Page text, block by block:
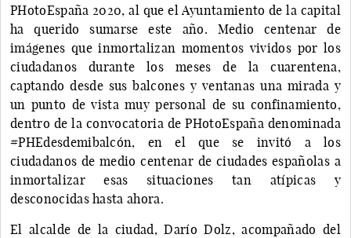
PHotoEspaña 2020, al que el Ayuntamiento de la capital
ha querido sumarse este año. Medio centenar de
imágenes que inmortalizan momentos vividos por los
ciudadanos durante los meses de la cuarentena,
captando desde sus balcones y ventanas una mirada y
un punto de vista muy personal de su confinamiento,
dentro de la convocatoria de PHotoEspaña denominada
#PHEdesdemibalcón, en el que se invitó a los
ciudadanos de medio centenar de ciudades españolas a
inmortalizar esas situaciones tan atípicas y
desconocidas hasta ahora.
El alcalde de la ciudad, Darío Dolz, acompañado del